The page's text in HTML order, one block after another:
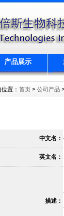
产品展示
置： 首页 > 公司产品
中文名：
英文名：
描述：